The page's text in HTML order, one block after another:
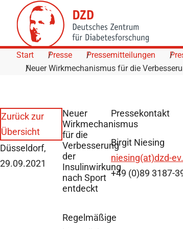
Skip to Content
Start Presse Pressemitteilungen
Neuer Wirkmechanismus für die
Zurück zur
Übersicht
Düsseldorf,
29.09.2021
Neuer
Wirkmechanismus
für die
Verbesserung
der
Insulinwirkung
nach Sport
entdeckt
Regelmäßige
Pressekontakt
Birgit Niesing
niesing(at)dzd-
+49 (0)89 3187-